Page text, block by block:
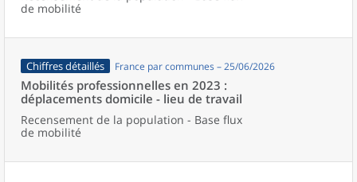
de mobilité
Chiffres détaillés France par communes – 25/06/2026
Mobilités professionnelles en 2023 :
déplacements domicile - lieu de travail
Recensement de la population - Base flux
de mobilité